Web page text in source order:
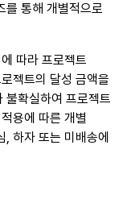
를 통해 개별적으로
따라 프로젝트
젝트의 달성 금액을
불확실하여 프로젝트
용에 따른 개별
, 하자 또는 미배송에